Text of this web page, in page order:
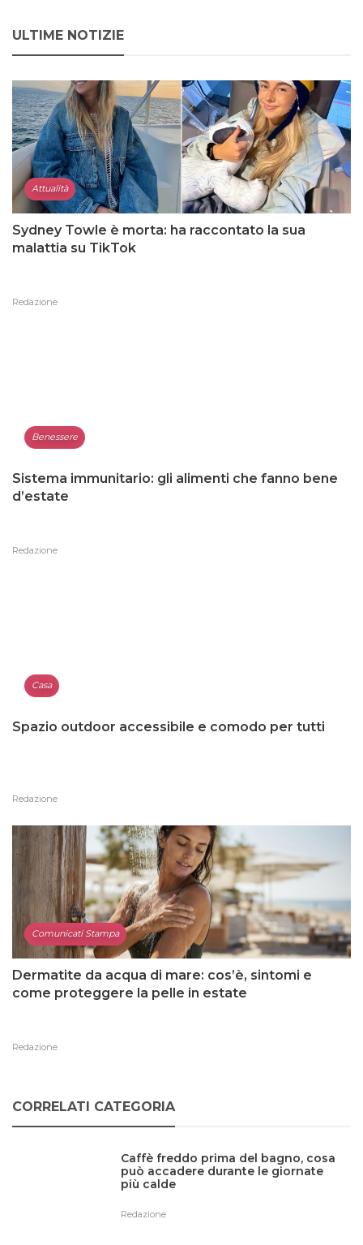
ULTIME NOTIZIE
Attualità
Sydney Towle è morta: ha raccontato la sua
malattia su TikTok
Redazione
Benessere
Sistema immunitario: gli alimenti che fanno bene
d’estate
Redazione
Casa
Spazio outdoor accessibile e comodo per tutti
Redazione
Comunicati Stampa
Dermatite da acqua di mare: cos’è, sintomi e
come proteggere la pelle in estate
Redazione
CORRELATI CATEGORIA
Caffè freddo prima del bagno, cosa
può accadere durante le giornate
più calde
Redazione